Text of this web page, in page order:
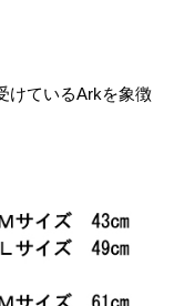
けているArkを象徴